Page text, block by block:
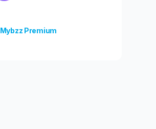
Mybzz Premium